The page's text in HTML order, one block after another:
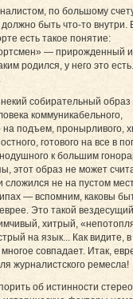
по большому
быть что-то внутри.
есть такое понятие:
— прирожденный
родился, у него это
собирательный образ
коммуникабельного,
на подъем, пронырливого,
готового на все в
к большим
этот образ не может
сложился не на пустом
— вспомним, каковы
Это такой вездесущий
хитрый,
на язык... Как видите, в
совпадает. Итак,
журналистского ремесла!
об истинности